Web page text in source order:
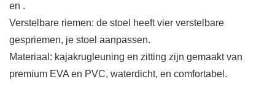
en .
Verstelbare riemen: de stoel heeft vier verstelbare
gespriemen, je stoel aanpassen.
Materiaal: kajakrugleuning en zitting zijn gemaakt van
premium EVA en PVC, waterdicht, en comfortabel.